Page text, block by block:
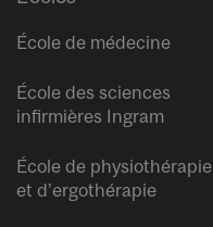
École de médecine
École des sciences
infirmières Ingram
École de physiothérapie
et d’ergothérapie